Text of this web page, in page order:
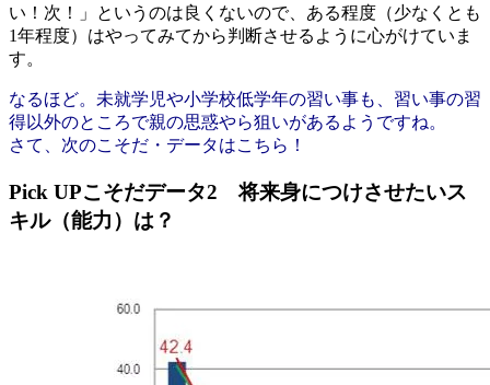
い！次！」というのは良くないので、ある程度（少なくとも
1年程度）はやってみてから判断させるように心がけていま
す。
なるほど。未就学児や小学校低学年の習い事も、習い事の習
得以外のところで親の思惑やら狙いがあるようですね。
さて、次のこそだ・データはこちら！
Pick UPこそだデータ2 将来身につけさせたいス
キル（能力）は？